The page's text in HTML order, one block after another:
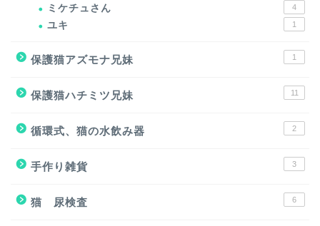
ミケチュさん 4
ユキ 1
保護猫アズモナ兄妹 1
保護猫ハチミツ兄妹 11
循環式、猫の水飲み器 2
手作り雑貨 3
猫 尿検査 6